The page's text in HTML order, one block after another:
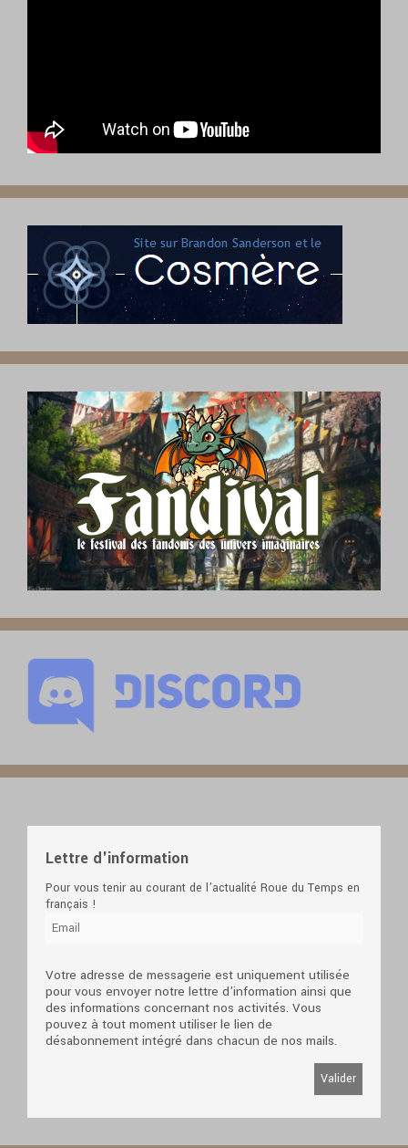
Lettre d'information
Pour vous tenir au courant de l'actualité Roue du Temps en
français !
Votre adresse de messagerie est uniquement utilisée
pour vous envoyer notre lettre d'information ainsi que
des informations concernant nos activités. Vous
pouvez à tout moment utiliser le lien de
désabonnement intégré dans chacun de nos mails.